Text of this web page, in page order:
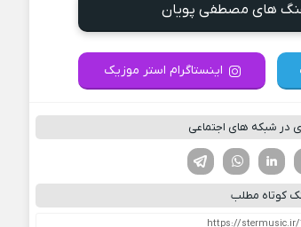
های مصطفی پویان
اینستاگرام استر موزیک
در شبکه های اجتماعی
لینکدین تویتر
فیسوک
کوتاه مطلب